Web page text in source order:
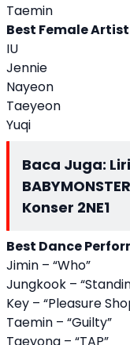
Taemin
Best Female Artist
IU
Jennie
Nayeon
Taeyeon
Yuqi
Baca Juga:
Konser 2NE1
Best Dance
Jimin – “Who”
Jungkook –
Key – “Pleasure
Taemin – “Guilty”
Taeyong – “TAP”